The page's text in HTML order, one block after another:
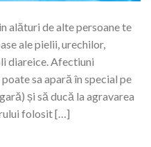
alături de alte persoane te
ale pielii, urechilor,
diareice. Afectiuni
sa apară în special pe
și să ducă la agravarea
folosit […]